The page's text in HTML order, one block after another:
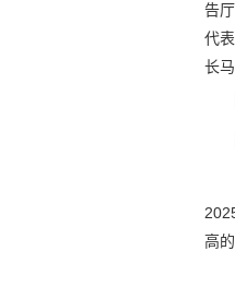
告
代
长
高